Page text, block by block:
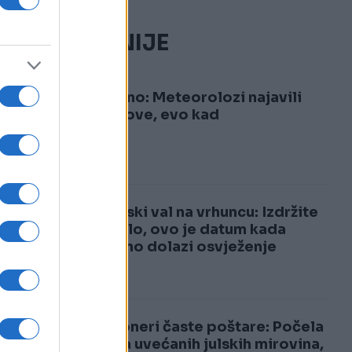
NAJČITANIJE
1
Konačno: Meteorolozi najavili
pljuskove, evo kad
2
Toplinski val na vrhuncu: Izdržite
još malo, ovo je datum kada
konačno dolazi osvježenje
Penzioneri časte poštare: Počela
isplata uvećanih julskih mirovina,